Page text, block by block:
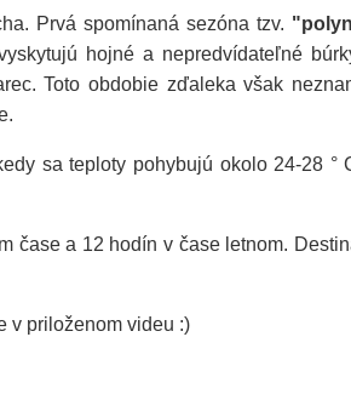
Prvá spomínaná sezóna tzv.
hojné a nepredvídateľné
Toto obdobie zďaleka však
sa teploty pohybujú okolo 24-28 °
čase a 12 hodín v čase letnom.
v priloženom videu :)